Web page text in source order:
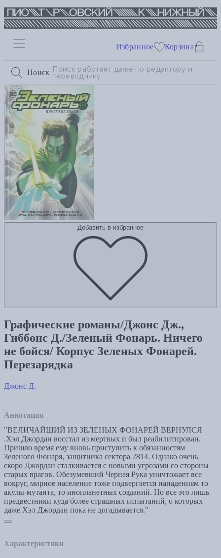
Поиск
Избранное Корзина
Добавить в избранное
Графические романы/Джонс Дж.,
Гиббонс Д./Зеленый Фонарь. Ничего
не бойся/ Корпус Зеленых Фонарей.
Перезарядка
Джонс Д.
Аннотация
"ВЕЛИЧАЙШИЙ ИЗ ЗЕЛЕНЫХ ФОНАРЕЙ ВЕРНУЛСЯ
.Хэл Джордан восстал из мертвых и был реабилитирован.
Пришло время ему вновь приступить к обязанностям
Зеленого Фонаря, защитника сектора 2814. Однако очень
скоро Джордан сталкивается с новыми угрозами со стороны
старых врагов. Обезумевший Черная Рука уничтожает все
вокруг, мирное население тоже подвергается нападениям то
акулы-мутанта, то инопланетных созданий. Но все это лишь
предвестники куда более страшных испытаний, о которых
даже Хэл Джордан пока не догадывается."
Характеристики